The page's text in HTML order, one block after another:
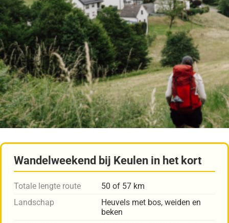
Wandelweekend bij Keulen in het kort
Totale lengte route
50 of 57 km
Landschap
Heuvels met bos, weiden en
beken